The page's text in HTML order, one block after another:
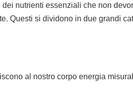
nutrienti essenziali che non
Questi si dividono in due grandi
al nostro corpo energia